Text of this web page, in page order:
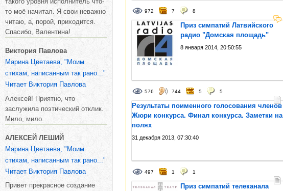
то моё начитал. Я свои неважно
читаю, а, порой, приходится.
Спасибо, Валентина!
Виктория Павлова
Марина Цветаева, "Моим
стихам, написанным так рано..."
Читает Виктория Павлова
Алексей! Приятно, что
заслужила поэтический отклик.
Мило, мило.
АЛЕКСЕЙ ЛЕШИЙ
Марина Цветаева, "Моим
стихам, написанным так рано..."
Читает Виктория Павлова
Привет прекрасное создание
972 7 8
Приз симпатий Латвийского
радио "Домская площадь"
8 января 2014, 20:50:55
576 744 5 5
Результаты поименного голосования членов
Жюри конкурса. Финал конкурса. Заметки на
полях
31 декабря 2013, 07:30:40
497 1 1
Приз симпатий телеканала